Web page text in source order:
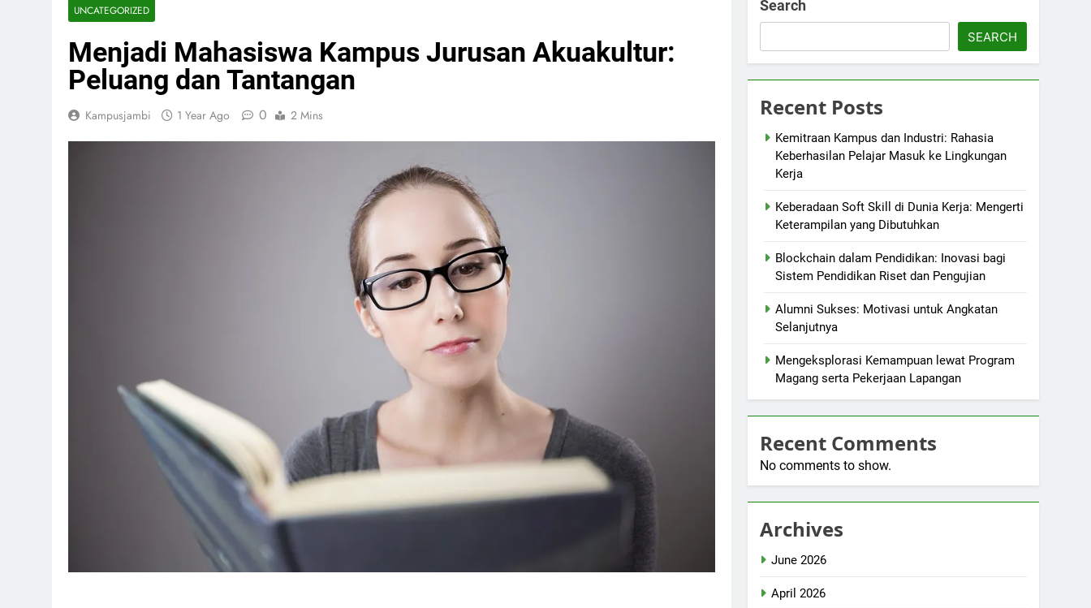
UNCATEGORIZED
Menjadi Mahasiswa Kampus Jurusan Akuakultur:
Peluang dan Tantangan
Kampusjambi 1 Year Ago 0 2 Mins
Search
SEARCH
Recent Posts
Kemitraan Kampus dan Industri: Rahasia
Keberhasilan Pelajar Masuk ke Lingkungan
Kerja
Keberadaan Soft Skill di Dunia Kerja: Mengerti
Keterampilan yang Dibutuhkan
Blockchain dalam Pendidikan: Inovasi bagi
Sistem Pendidikan Riset dan Pengujian
Alumni Sukses: Motivasi untuk Angkatan
Selanjutnya
Mengeksplorasi Kemampuan lewat Program
Magang serta Pekerjaan Lapangan
Recent Comments
No comments to show.
Archives
June 2026
April 2026